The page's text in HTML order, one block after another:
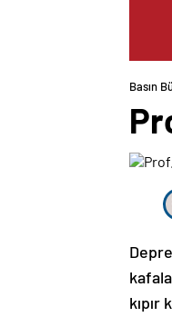
Basın
kıpır